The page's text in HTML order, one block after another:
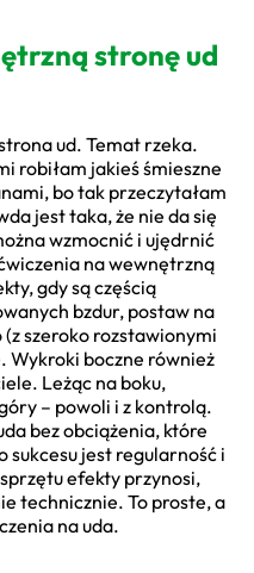
stronę ud
ud. Temat rzeka.
robiłam jakieś śmieszne
bo tak przeczytałam
jest taka, że nie da się
wzmocnić i ujędrnić
na wewnętrzną
gdy są częścią
bzdur, postaw na
(z szeroko rozstawionymi
Wykroki boczne również
Leżąc na boku,
– powoli i z kontrolą.
bez obciążenia, które
sukcesu jest regularność i
efekty przynosi,
technicznie. To proste, a
na uda.